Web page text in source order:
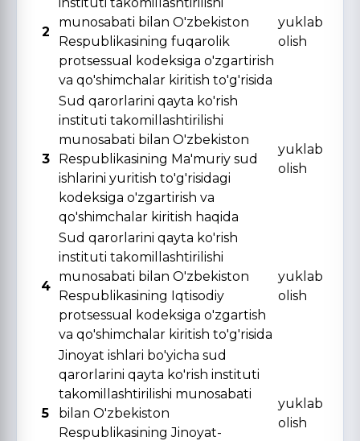
2
munosabati bilan O'zbekiston
Respublikasining fuqarolik
protsessual kodeksiga o'zgartirish
va qo'shimchalar kiritish to'g'risida
yuklab
olish
3
Sud qarorlarini qayta ko'rish
instituti takomillashtirilishi
munosabati bilan O'zbekiston
Respublikasining Ma'muriy sud
ishlarini yuritish to'g'risidagi
kodeksiga o'zgartirish va
qo'shimchalar kiritish haqida
yuklab
olish
4
Sud qarorlarini qayta ko'rish
instituti takomillashtirilishi
munosabati bilan O'zbekiston
Respublikasining Iqtisodiy
protsessual kodeksiga o'zgartish
va qo'shimchalar kiritish to'g'risida
yuklab
olish
5
Jinoyat ishlari bo'yicha sud
qarorlarini qayta ko'rish instituti
takomillashtirilishi munosabati
bilan O'zbekiston
Respublikasining Jinoyat-
yuklab
olish